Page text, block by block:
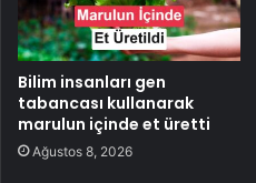
Bilim insanları gen
tabancası kullanarak
marulun içinde et üretti
Ağustos 8, 2026